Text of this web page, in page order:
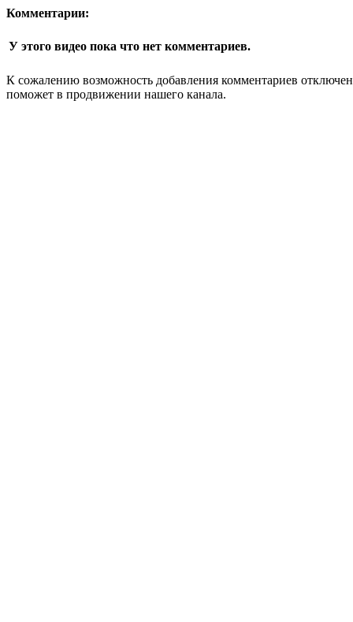
Комментарии:
У этого видео пока что нет комментариев.
К сожалению возможность добавления комментариев
поможет в продвижении нашего канала.